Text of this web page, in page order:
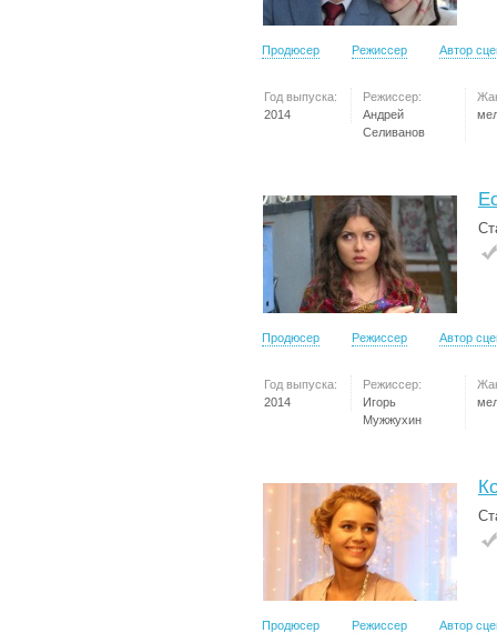
Продюсер Режиссер Автор
Год выпуска:
2014
Режиссер:
Андрей
Селиванов
Продюсер Режиссер Автор
Год выпуска:
2014
Режиссер:
Игорь
Мужжухин
Продюсер Режиссер Автор